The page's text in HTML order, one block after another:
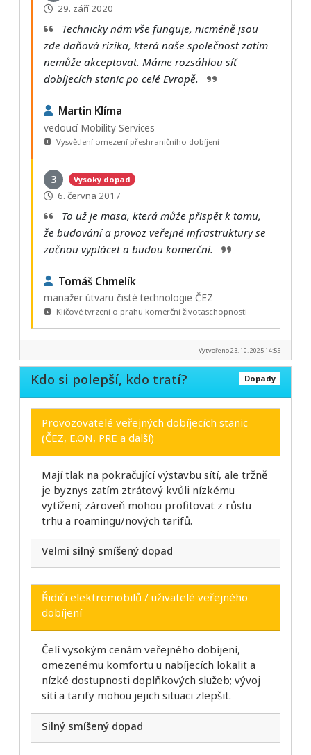
29. září 2020
Technicky nám vše funguje, nicméně jsou
zde daňová rizika, která naše společnost zatím
nemůže akceptovat. Máme rozsáhlou síť
dobíjecích stanic po celé Evropě.
Martin Klíma
vedoucí Mobility Services
Vysvětlení omezení přeshraničního dobíjení
3 Vysoký dopad
6. června 2017
To už je masa, která může přispět k tomu,
že budování a provoz veřejné infrastruktury se
začnou vyplácet a budou komerční.
Tomáš Chmelík
manažer útvaru čisté technologie ČEZ
Klíčové tvrzení o prahu komerční životaschopnosti
Vytvořeno 23. 10. 2025 14:55
Dopady
Kdo si polepší, kdo tratí?
Provozovatelé veřejných dobíjecích stanic
(ČEZ, E.ON, PRE a další)
Mají tlak na pokračující výstavbu sítí, ale tržně
je byznys zatím ztrátový kvůli nízkému
vytížení; zároveň mohou profitovat z růstu
trhu a roamingu/nových tarifů.
Velmi silný smíšený dopad
Řidiči elektromobilů / uživatelé veřejného
dobíjení
Čelí vysokým cenám veřejného dobíjení,
omezenému komfortu u nabíjecích lokalit a
nízké dostupnosti doplňkových služeb; vývoj
sítí a tarify mohou jejich situaci zlepšit.
Silný smíšený dopad